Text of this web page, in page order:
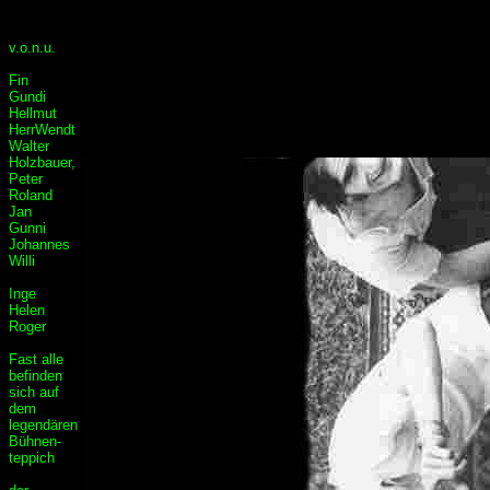
v.o.n.u.
Fin
Gundi
Hellmut
HerrWendt
Walter
Holzbauer,
Peter
Roland
Jan
Gunni
Johannes
Willi
Inge
Helen
Roger
Fast alle
befinden
sich auf
dem
legendären
Bühnen-
teppich